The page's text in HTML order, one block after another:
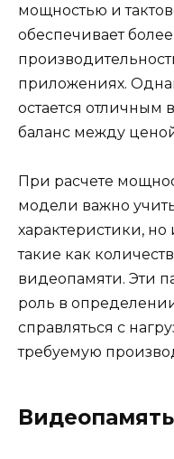
мощностью и
обеспечивает
приложениях.
остается отличным
баланс между
При расчете
модели важно
характеристики, но
такие как
видеопамяти. Эти
роль в
справляться с
требуемую
Видеопамять